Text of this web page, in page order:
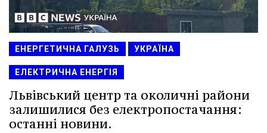
ЕНЕРГЕТИЧНА ГАЛУЗЬ УКРАЇНА
ЕЛЕКТРИЧНА ЕНЕРГІЯ
Львівський центр та околичні райони
залишилися без електропостачання:
останні новини.